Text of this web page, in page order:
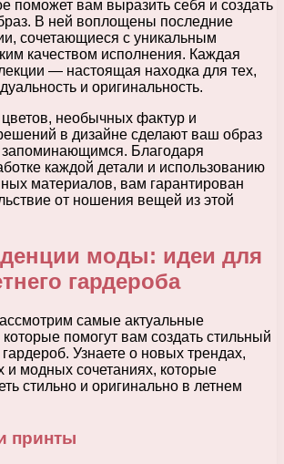
поможет вам выразить себя и создать
В ней воплощены последние
сочетающиеся с уникальным
качеством исполнения. Каждая
— настоящая находка для тех,
и оригинальность.
необычных фактур и
в дизайне сделают ваш образ
Благодаря
каждой детали и использованию
материалов, вам гарантирован
от ношения вещей из этой
моды: идеи для
гардероба
самые актуальные
помогут вам создать стильный
Узнаете о новых трендах,
и модных сочетаниях, которые
стильно и оригинально в летнем
принты